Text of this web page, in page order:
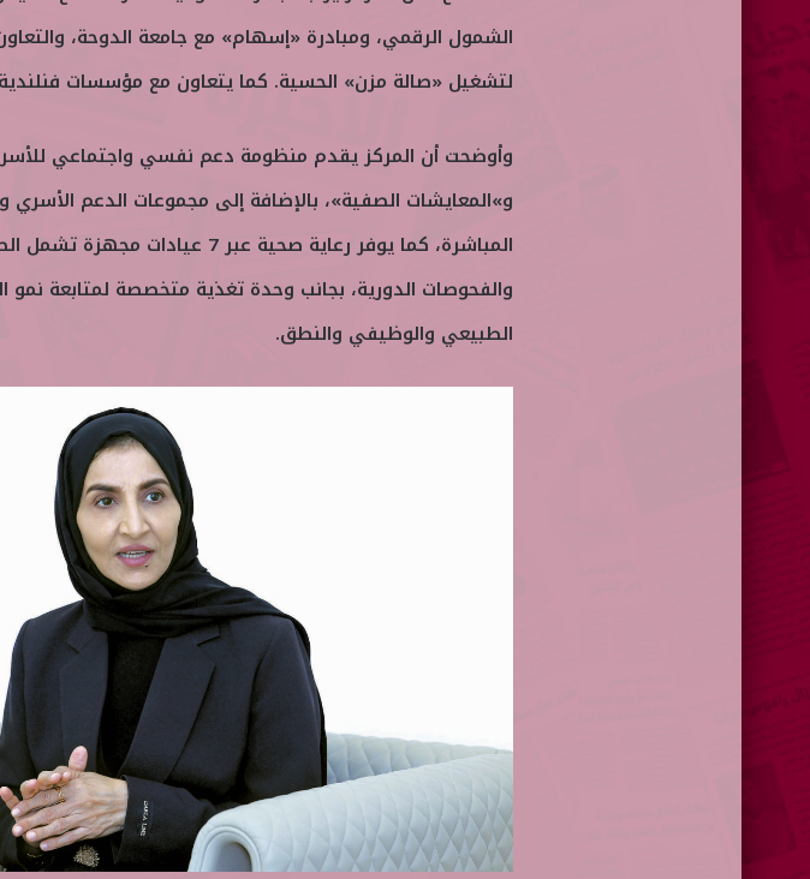
الشمول الرقمي، ومبادرة «إسهام» مع جامعة الدوحة،
لتشغيل «صالة مزن» الحسية. كما يتعاون مع مؤسسات فنلندية
وأوضحت أن المركز يقدم منظومة دعم نفسي واجتماعي
و»المعايشات الصفية»، بالإضافة إلى مجموعات الدعم الأسري
المباشرة، كما يوفر رعاية صحية عبر 7
والفحوصات الدورية، بجانب وحدة تغذية متخصصة لمتابعة نمو
الطبيعي والوظيفي والنطق.